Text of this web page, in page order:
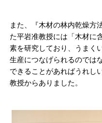
また、『木材の林内乾燥方
た平岩准教授には「木材に
素を研究しており、うまく
生産につなげられるのでは
できることがあればうれし
教授からありました。